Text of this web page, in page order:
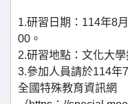
1.研習日期：114年8
00。
2.研習地點：文化大
3.參加人員請於114年
全國特殊教育資訊網